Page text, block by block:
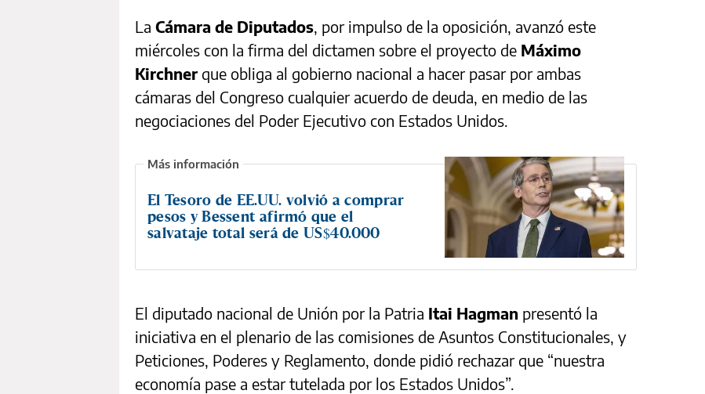
La Cámara de Diputados, por impulso de la oposición, avanzó este
miércoles con la firma del dictamen sobre el proyecto de Máximo
Kirchner que obliga al gobierno nacional a hacer pasar por ambas
cámaras del Congreso cualquier acuerdo de deuda, en medio de las
negociaciones del Poder Ejecutivo con Estados Unidos.
El Tesoro de EE.UU. volvió a comprar
pesos y Bessent afirmó que el
salvataje total será de US$40.000
El diputado nacional de Unión por la Patria Itai Hagman presentó la
iniciativa en el plenario de las comisiones de Asuntos Constitucionales, y
Peticiones, Poderes y Reglamento, donde pidió rechazar que “nuestra
economía pase a estar tutelada por los Estados Unidos”.